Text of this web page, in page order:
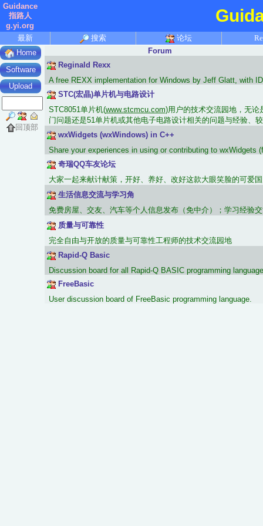
Guidance
指路人
g.yi.org
最新 搜索 论坛
Home
Software
Upload
回顶部
Forum
Reginald Rexx
A free REXX implementation for Windows by Jeff Glatt, with
STC(宏晶)单片机与电路设计
STC8051单片机(www.stcmcu.com)用户的技术交流园地，无论
门问题还是51单片机或其他电子电路设计相关的问题与经验、
wxWidgets (wxWindows) in C++
Share your experiences in using or contributing to wxWidgets
奇瑞QQ车友论坛
大家一起来献计献策，开好、养好、改好这款大眼笑脸的可爱
生活信息交流与学习角
免费房屋、交友、汽车等个人信息发布（免中介）；学习经验
质量与可靠性
完全自由与开放的质量与可靠性工程师的技术交流园地
Rapid-Q Basic
Discussion board for all Rapid-Q BASIC programming
FreeBasic
User discussion board of FreeBasic programming language.